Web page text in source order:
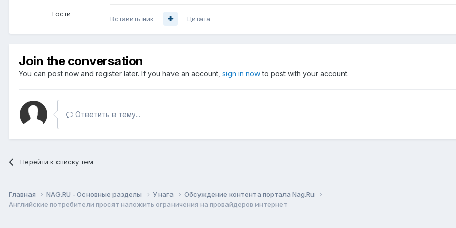
Гости
Вставить ник Цитата
Join the conversation
You can post now and register later. If you have an account, sign in nowto post with your account.
Ответить в тему...
Перейти к списку тем
Главная NAG.RU - Основные разделы У нага
Обсуждение контента портала Nag.Ru
Английские потребители просят наложить ограничения на провайдеров интернет